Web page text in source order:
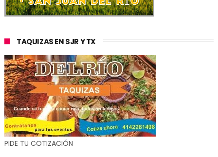
TAQUIZAS EN SJR Y TX
PIDE TU COTIZACIÓN